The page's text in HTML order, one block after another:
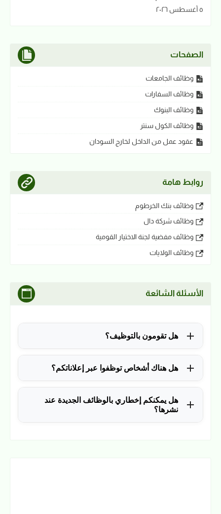
٥ أغسطس ٢٠٢٦
الصفحات
وظائف الجامعات
وظائف السفارات
وظائف البنوك
وظائف الكول سنتر
عقود عمل من الداخل لخارج السودان
روابط هامة
وظائف بنك الخرطوم
وظائف شركة دال
وظائف مفضية لجنة الاختيار القومية
وظائف الولايات
الأسئلة الشائعة
هل تقومون بالتوظيف؟
للأسف لا، في الوقت الحالي نقوم فقط بنشر الوظائف
المتاحة.هل هناك أشخاص توظفوا عبر إعلاناتكم؟
نعم ولله الحمد، منذ التأسيس في 2018 نشرنا آلاف
الوظائف، وكانت سببًا في توظيف آلاف من المتابعين.
هل يمكنكم إخطاري بالوظائف الجديدة عند
نشرها؟